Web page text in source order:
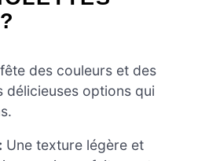
des couleurs et des
délicieuses options qui
Une texture légère et